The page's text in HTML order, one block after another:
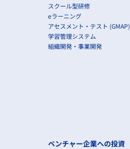
スクール型研修
eラーニング
アセスメント・テスト (GMAP)
学習管理システム
組織開発・事業開発
ベンチャー企業への投資